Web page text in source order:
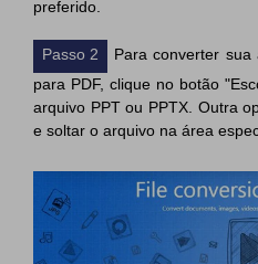
preferido.
Passo 2
Para converter sua
para PDF, clique no botão
arquivo PPT ou PPTX. Outra
e soltar o arquivo na área